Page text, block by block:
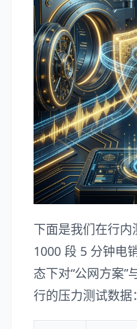
下面是我们在行
1000 段 5 分钟电
态下对“公网方案”
行的压力测试数据：